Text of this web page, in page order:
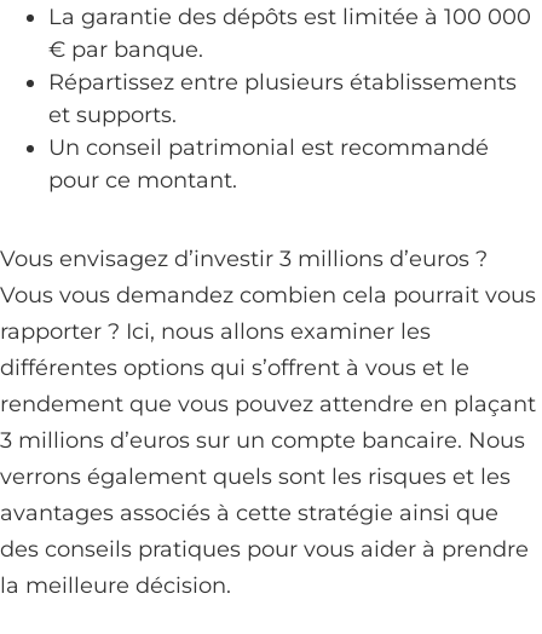
La garantie des dépôts est limitée à 100 000
€ par banque.
Répartissez entre plusieurs établissements
et supports.
Un conseil patrimonial est recommandé
pour ce montant.
Vous envisagez d’investir 3 millions d’euros ?
Vous vous demandez combien cela pourrait vous
rapporter ? Ici, nous allons examiner les
différentes options qui s’offrent à vous et le
rendement que vous pouvez attendre en plaçant
3 millions d’euros sur un compte bancaire. Nous
verrons également quels sont les risques et les
avantages associés à cette stratégie ainsi que
des conseils pratiques pour vous aider à prendre
la meilleure décision.